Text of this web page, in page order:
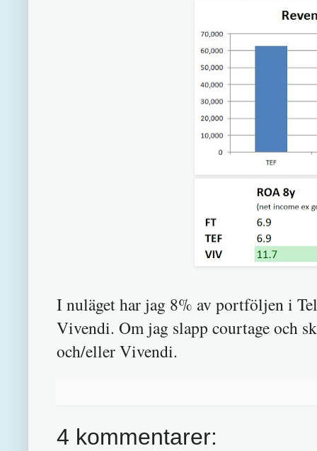
I nuläget har jag 8% av portföljen i
Vivendi. Om jag slapp courtage och
och/eller Vivendi.
4 kommentarer: